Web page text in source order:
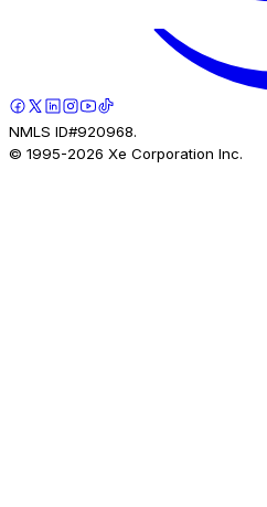
NMLS ID#920968.
© 1995-2026 Xe Corporation Inc.